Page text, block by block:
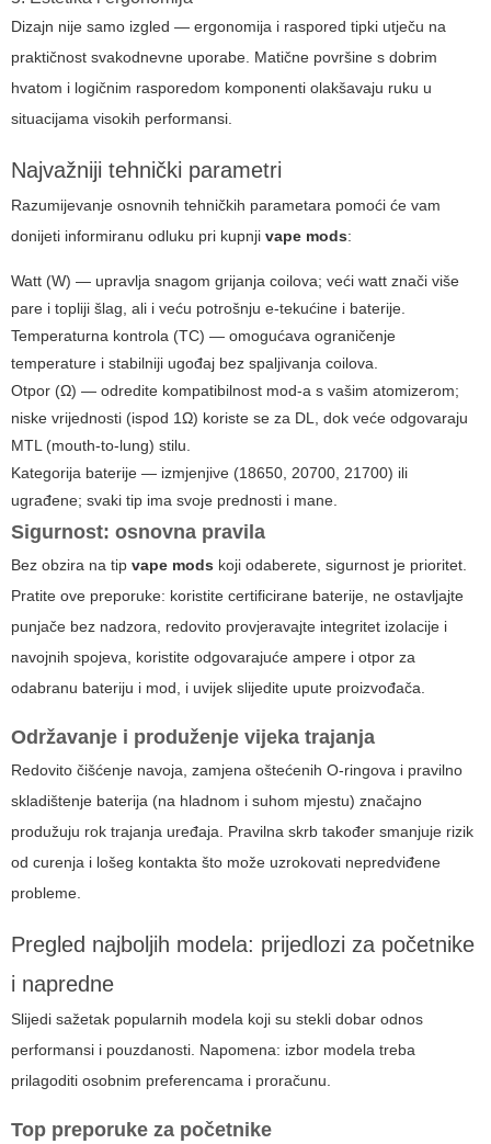
Dizajn nije samo izgled — ergonomija i raspored tipki utječu na
praktičnost svakodnevne uporabe. Matične površine s dobrim
hvatom i logičnim rasporedom komponenti olakšavaju ruku u
situacijama visokih performansi.
Najvažniji tehnički parametri
Razumijevanje osnovnih tehničkih parametara pomoći će vam
donijeti informiranu odluku pri kupnji vape mods:
Watt (W) — upravlja snagom grijanja coilova; veći watt znači više
pare i topliji šlag, ali i veću potrošnju e-tekućine i baterije.
Temperaturna kontrola (TC) — omogućava ograničenje
temperature i stabilniji ugođaj bez spaljivanja coilova.
Otpor (Ω) — odredite kompatibilnost mod-a s vašim atomizerom;
niske vrijednosti (ispod 1Ω) koriste se za DL, dok veće odgovaraju
MTL (mouth-to-lung) stilu.
Kategorija baterije — izmjenjive (18650, 20700, 21700) ili
ugrađene; svaki tip ima svoje prednosti i mane.
Sigurnost: osnovna pravila
Bez obzira na tip vape mods koji odaberete, sigurnost je prioritet.
Pratite ove preporuke: koristite certificirane baterije, ne ostavljajte
punjače bez nadzora, redovito provjeravajte integritet izolacije i
navojnih spojeva, koristite odgovarajuće ampere i otpor za
odabranu bateriju i mod, i uvijek slijedite upute proizvođača.
Održavanje i produženje vijeka trajanja
Redovito čišćenje navoja, zamjena oštećenih O-ringova i pravilno
skladištenje baterija (na hladnom i suhom mjestu) značajno
produžuju rok trajanja uređaja. Pravilna skrb također smanjuje rizik
od curenja i lošeg kontakta što može uzrokovati nepredviđene
probleme.
Pregled najboljih modela: prijedlozi za početnike
i napredne
Slijedi sažetak popularnih modela koji su stekli dobar odnos
performansi i pouzdanosti. Napomena: izbor modela treba
prilagoditi osobnim preferencama i proračunu.
Top preporuke za početnike